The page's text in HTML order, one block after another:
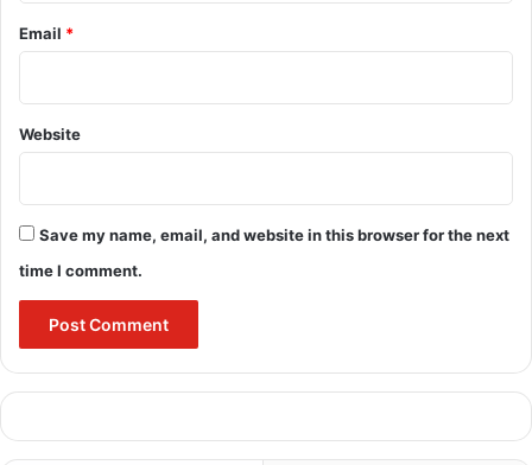
Email *
Website
Save my name, email, and website in this browser for the next
time I comment.